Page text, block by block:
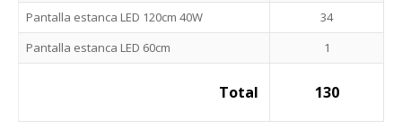
Pantalla estanca LED 120cm 40W
34
Pantalla estanca LED 60cm
1
Total 130